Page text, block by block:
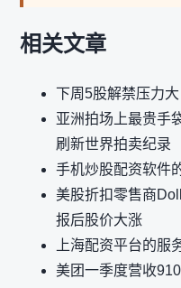
相关文章
下周5股解禁压力
亚洲拍场上最贵手
刷新世界拍卖纪录
手机炒股配资软件
美股折扣零售商
报后股价大涨
上海配资平台的服
美团一季度营收